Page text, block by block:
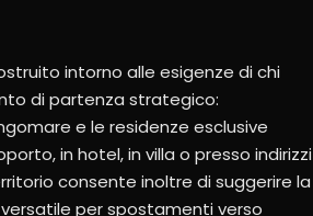
intorno alle esigenze di chi
di partenza strategico:
e le residenze esclusive
in hotel, in villa o presso indirizzi
consente inoltre di suggerire la
per spostamenti verso